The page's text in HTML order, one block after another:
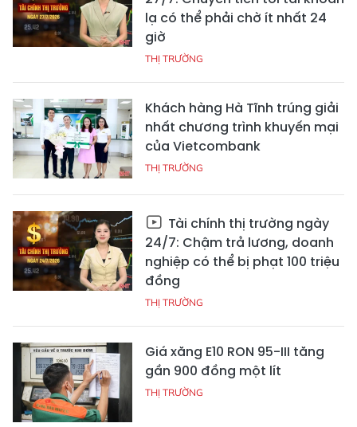
lạ có thể phải chờ ít nhất 24
giờ
THỊ TRƯỜNG
Khách hàng Hà Tĩnh trúng giải
nhất chương trình khuyến mại
của Vietcombank
THỊ TRƯỜNG
Tài chính thị trường ngày
24/7: Chậm trả lương, doanh
nghiệp có thể bị phạt 100 triệu
đồng
THỊ TRƯỜNG
Giá xăng E10 RON 95-III tăng
gần 900 đồng một lít
THỊ TRƯỜNG